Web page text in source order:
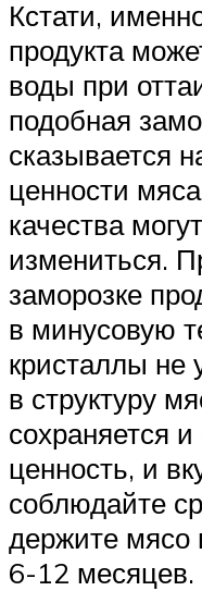
Кстати,
продукта
воды при
подобная
сказывается
ценности
качества
измениться.
заморозке
в минусовую
кристаллы не
в структуру
сохраняется
ценность, и
соблюдайте
держите мясо
6-12 месяцев.